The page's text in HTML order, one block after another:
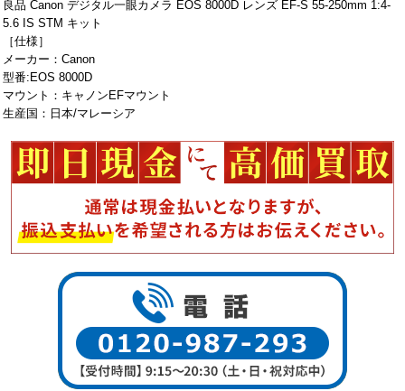
良品 Canon デジタル一眼カメラ EOS 8000D レンズ EF-S 55-250mm 1:4-
5.6 IS STM キット
［仕様］
メーカー：Canon
型番:EOS 8000D
マウント：キャノンEFマウント
生産国：日本/マレーシア